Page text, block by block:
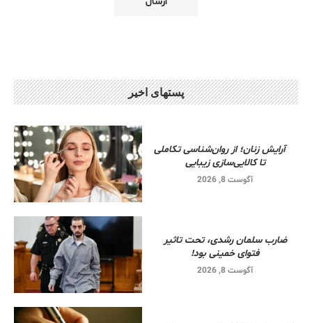
پستهای اخیر
آرایش زنان؛ از روان‌شناسی تکاملی
تا کالایی‌سازی زیبایی
آگوست 8, 2026
ضارب سلمان رشدی، تحت تاثیر
فتوای خمینی بود!
آگوست 8, 2026